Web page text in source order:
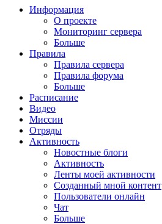
Информация
О проекте
Мониторинг сервера
Больше
Правила
Правила сервера
Правила форума
Больше
Расписание
Видео
Миссии
Отряды
Активность
Новостные блоги
Активность
Ленты моей активности
Созданный мной контент
Пользователи онлайн
Чат
Больше